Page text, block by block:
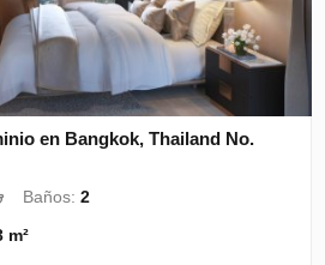
en Bangkok, Thailand No.
Baños:2
m²